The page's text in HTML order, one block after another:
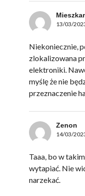
13/03/
Niekoniecznie,
zlokalizowana
elektroniki.
myślę że nie
przeznaczenie
Zenon
14/03/
Taaa, bo w
wytapiać. Nie
narzekać.